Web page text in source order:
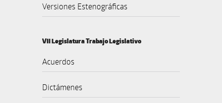
Versiones Estenográficas
VII Legislatura Trabajo Legislativo
Acuerdos
Dictámenes